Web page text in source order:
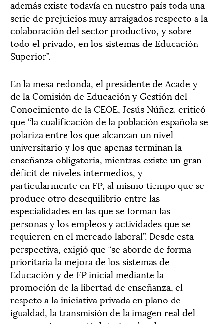
además existe todavía en nuestro país toda una
serie de prejuicios muy arraigados respecto a la
colaboración del sector productivo, y sobre
todo el privado, en los sistemas de Educación
Superior”.
En la mesa redonda, el presidente de Acade y
de la Comisión de Educación y Gestión del
Conocimiento de la CEOE, Jesús Núñez, criticó
que “la cualificación de la población española se
polariza entre los que alcanzan un nivel
universitario y los que apenas terminan la
enseñanza obligatoria, mientras existe un gran
déficit de niveles intermedios, y
particularmente en FP, al mismo tiempo que se
produce otro desequilibrio entre las
especialidades en las que se forman las
personas y los empleos y actividades que se
requieren en el mercado laboral”. Desde esta
perspectiva, exigió que “se aborde de forma
prioritaria la mejora de los sistemas de
Educación y de FP inicial mediante la
promoción de la libertad de enseñanza, el
respeto a la iniciativa privada en plano de
igualdad, la transmisión de la imagen real del